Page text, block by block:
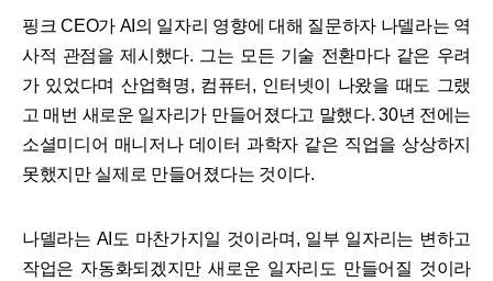
핑크 CEO가 AI의 일자리 영향에 대해 질문하자 나델라는 역
사적 관점을 제시했다. 그는 모든 기술 전환마다 같은 우려
가 있었다며 산업혁명, 컴퓨터, 인터넷이 나왔을 때도 그랬
고 매번 새로운 일자리가 만들어졌다고 말했다. 30년 전에는
소셜미디어 매니저나 데이터 과학자 같은 직업을 상상하지
못했지만 실제로 만들어졌다는 것이다.
나델라는 AI도 마찬가지일 것이라며, 일부 일자리는 변하고
작업은 자동화되겠지만 새로운 일자리도 만들어질 것이라